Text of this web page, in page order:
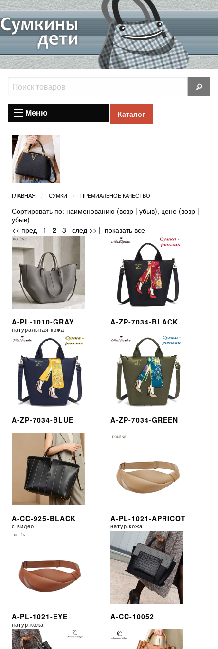
Меню Каталог
ГЛАВНАЯ СУМКИ ПРЕМИАЛЬНОЕ КАЧЕСТВО
Сортировать по: наименованию (возр | убыв), цене (возр |
убыв)
<< пред
1 2 3 след >> | показать все
A-PL-1010-GRAY
натуральная кожа
A-ZP-7034-BLACK
A-ZP-7034-BLUE A-ZP-7034-GREEN
A-CC-925-BLACK
с видео
A-PL-1021-APRICOT
натур.кожа
A-PL-1021-EYE
натур.кожа
A-CC-10052